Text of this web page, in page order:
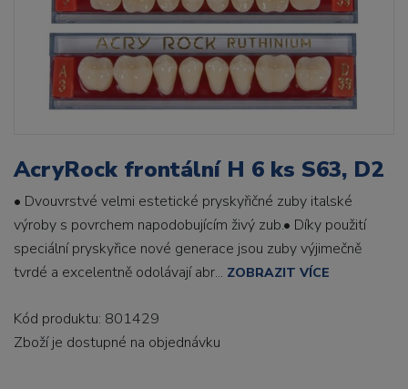
AcryRock frontální H 6 ks S63, D2
• Dvouvrstvé velmi estetické pryskyřičné zuby italské
výroby s povrchem napodobujícím živý zub.• Díky použití
speciální pryskyřice nové generace jsou zuby výjimečně
tvrdé a excelentně odolávají abr... ZOBRAZIT VÍCE
Kód produktu: 801429
Zboží je dostupné na objednávku